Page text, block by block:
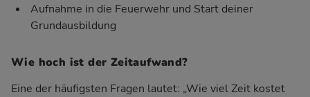
Aufnahme in die Feuerwehr und Start deiner
Grundausbildung
Wie hoch ist der Zeitaufwand?
Eine der häufigsten Fragen lautet: „Wie viel Zeit kostet